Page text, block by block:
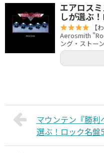
エアロス
しが選ぶ
【
Aerosmith
ング・ストー
マウンテン『勝
選ぶ！ロック名盤